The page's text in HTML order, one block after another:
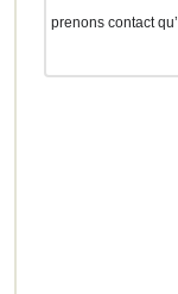
prenons contact